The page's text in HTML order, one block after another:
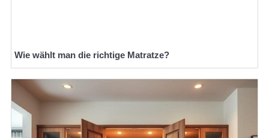
Wie wählt man die richtige Matratze?